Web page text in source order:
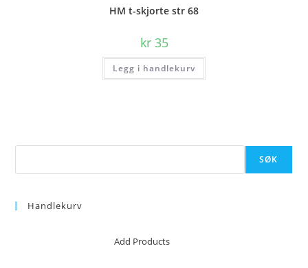
HM t-skjorte str 68
kr35
Legg i handlekurv
SØK
Handlekurv
No products in the cart.Add Products